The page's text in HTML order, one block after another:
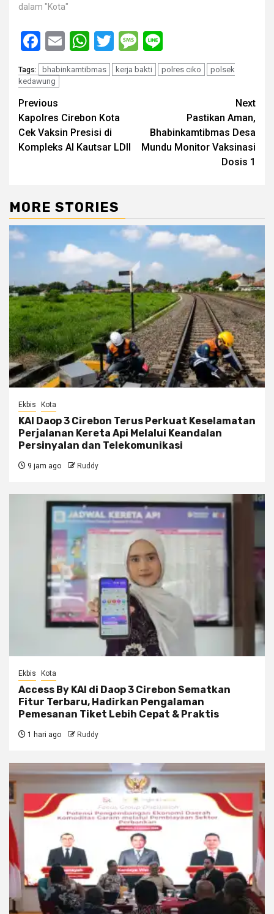
dalam "Kota"
Facebook
EmailWhatsApp
TwitterMessage
Tags: bhabinkamtibmas kerja bakti polres ciko
polsek
kedawung
Post
navigation
Previous
Kapolres Cirebon Kota
Cek Vaksin Presisi di
Kompleks Al Kautsar LDII
Next
Pastikan Aman,
Bhabinkamtibmas Desa
Mundu Monitor Vaksinasi
Dosis 1
MORE STORIES
Ekbis Kota
KAI Daop 3 Cirebon Terus Perkuat Keselamatan
Perjalanan Kereta Api Melalui Keandalan
Persinyalan dan Telekomunikasi
9 jam ago Ruddy
Ekbis Kota
Access By KAI di Daop 3 Cirebon Sematkan
Fitur Terbaru, Hadirkan Pengalaman
Pemesanan Tiket Lebih Cepat & Praktis
1 hari ago Ruddy